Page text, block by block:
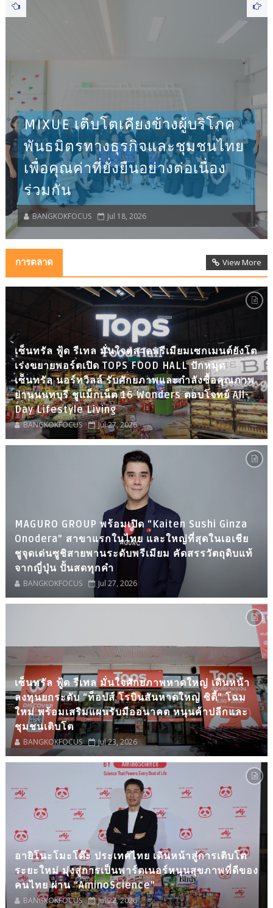
MIXUE เติบโตเคียงข้างผู้บริโภค
พันธมิตรทางธุรกิจและชุมชนไทย
เพื่อคุณค่าที่ยั่งยืนอย่างต่อเนื่อง
ร่วมกัน
BANGKOKFOCUS Jul 18, 2026
การตลาด View More
เซ็นทรัล ฟู้ด รีเทล มั่นใจตลาดพรีเมียมเซกเมนต์ยังโต
เร่งขยายพอร์ตเปิด TOPS FOOD HALL ปักหมุด
เซ็นทรัล นอร์ทวิลล์ รับศักยภาพและกำลังซื้อคุณภาพ
ย่านนนทบุรี ชูแม็กเน็ต 16 Wonders ตอบโจทย์ All-
Day Lifestyle Living
BANGKOKFOCUS Jul 27, 2026
MAGURO GROUP พร้อมเปิด “Kaiten Sushi Ginza
Onodera” สาขาแรกในไทย และใหญ่ที่สุดในเอเชีย
ชูจุดเด่นซูชิสายพานระดับพรีเมียม คัดสรรวัตถุดิบแท้
จากญี่ปุ่น ปั้นสดทุกคำ
BANGKOKFOCUS Jul 27, 2026
เซ็นทรัล ฟู้ด รีเทล มั่นใจศักยภาพหาดใหญ่ เดินหน้า
ลงทุนยกระดับ “ท็อปส์ โรบินสันหาดใหญ่ ซิตี้” โฉม
ใหม่ พร้อมเสริมแผนรับมืออนาคต หนุนค้าปลีกและ
ชุมชนเติบโต
BANGKOKFOCUS Jul 23, 2026
อายิโนะโมะโต๊ะ ประเทศไทย เดินหน้าสู่การเติบโต
ระยะใหม่ มุ่งสู่การเป็นพาร์ตเนอร์หนุนสุขภาพที่ดีของ
คนไทย ผ่าน “AminoScience”
BANGKOKFOCUS Jul 22, 2026